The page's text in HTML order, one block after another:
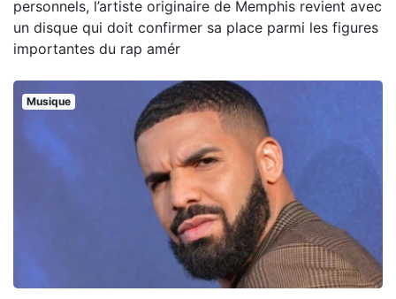
personnels, l’artiste originaire de Memphis revient avec
un disque qui doit confirmer sa place parmi les figures
importantes du rap amér
Musique